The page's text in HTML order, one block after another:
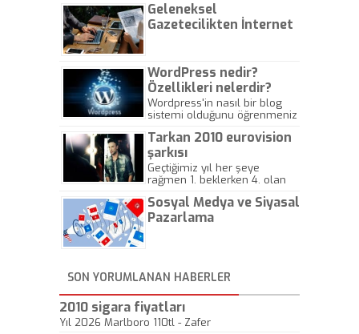
Geleneksel
Gazetecilikten İnternet
WordPress nedir?
Özellikleri nelerdir?
Wordpress'in nasıl bir blog
sistemi olduğunu öğrenmeniz
Tarkan 2010 eurovision
şarkısı
Geçtiğimiz yıl her şeye
rağmen 1. beklerken 4. olan
gösterisinin bu yarışmada
önemli olmadığını anlamıştır.
Sosyal Medya ve Siyasal
Pazarlama
SON YORUMLANAN HABERLER
2010 sigara fiyatları
Yıl 2026 Marlboro 110tl - Zafer